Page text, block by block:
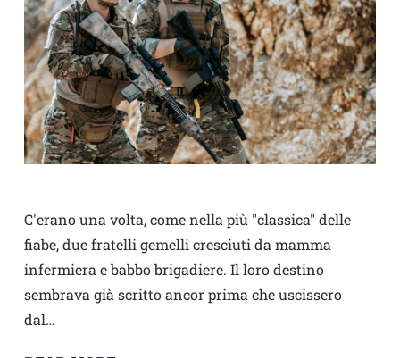
C'erano una volta, come nella più "classica" delle
fiabe, due fratelli gemelli cresciuti da mamma
infermiera e babbo brigadiere. Il loro destino
sembrava già scritto ancor prima che uscissero
dal…